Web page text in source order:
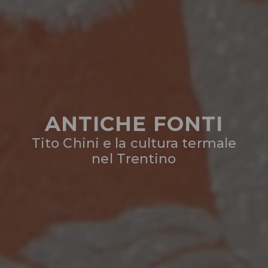
ANTICHE FONTI
Tito Chini e la cultura termale
nel Trentino